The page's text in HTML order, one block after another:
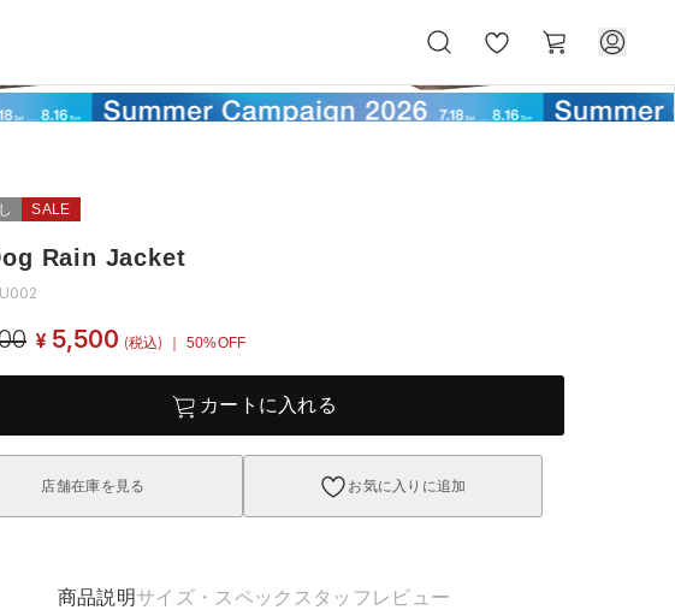
気
に
ー
ト
SALE
Rain Jacket
¥ 5,500 (税込) ｜ 50%OFF
カートに入れる
店舗在庫を見る お気に入りに追加
商品説明サイズ・スペック スタッフレビュー